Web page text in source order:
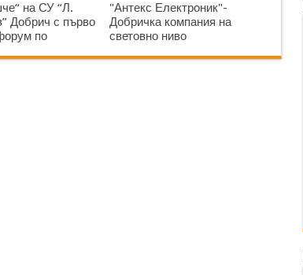
на СУ “Л.
Добрич с първо
по
"Антекс Електроник"-
Добричка компания на
световно ниво